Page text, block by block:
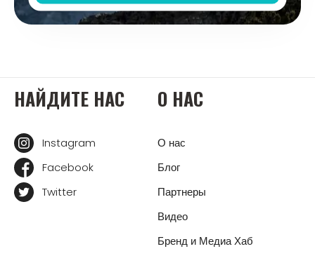
НАЙДИТЕ НАС
Instagram
Facebook
Twitter
О НАС
О нас
Блог
Партнеры
Видео
Бренд и Медиа Хаб